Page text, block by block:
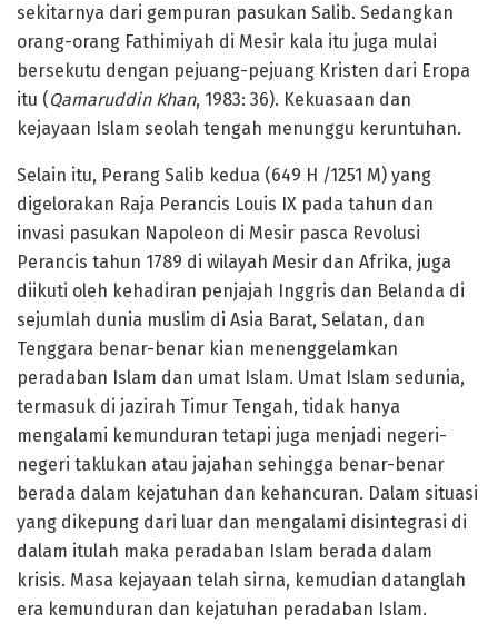
sekitarnya dari gempuran pasukan Salib. Sedangkan
orang-orang Fathimiyah di Mesir kala itu juga mulai
bersekutu dengan pejuang-pejuang Kristen dari Eropa
itu (Qamaruddin Khan, 1983: 36). Kekuasaan dan
kejayaan Islam seolah tengah menunggu keruntuhan.
Selain itu, Perang Salib kedua (649 H /1251 M) yang
digelorakan Raja Perancis Louis IX pada tahun dan
invasi pasukan Napoleon di Mesir pasca Revolusi
Perancis tahun 1789 di wilayah Mesir dan Afrika, juga
diikuti oleh kehadiran penjajah Inggris dan Belanda di
sejumlah dunia muslim di Asia Barat, Selatan, dan
Tenggara benar-benar kian menenggelamkan
peradaban Islam dan umat Islam. Umat Islam sedunia,
termasuk di jazirah Timur Tengah, tidak hanya
mengalami kemunduran tetapi juga menjadi negeri-
negeri taklukan atau jajahan sehingga benar-benar
berada dalam kejatuhan dan kehancuran. Dalam situasi
yang dikepung dari luar dan mengalami disintegrasi di
dalam itulah maka peradaban Islam berada dalam
krisis. Masa kejayaan telah sirna, kemudian datanglah
era kemunduran dan kejatuhan peradaban Islam.